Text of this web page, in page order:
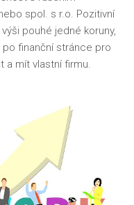
spol. s r.o. Pozitivní
pouhé jedné koruny,
finanční stránce pro
a mít vlastní firmu.